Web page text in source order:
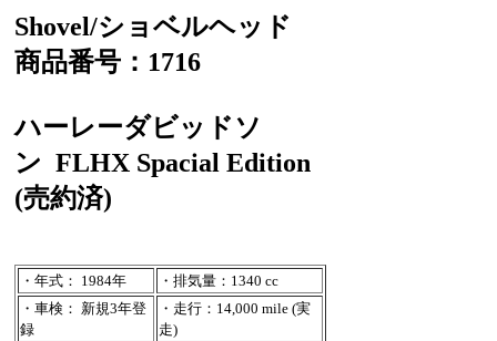
Shovel/ショベルヘッド
商品番号：1716
ハーレーダビッドソ
ン FLHX Spacial Edition
(売約済)
・年式： 1984年
・排気量：1340 cc
・車検： 新規3年登
録
・走行：14,000 mile (実
走)